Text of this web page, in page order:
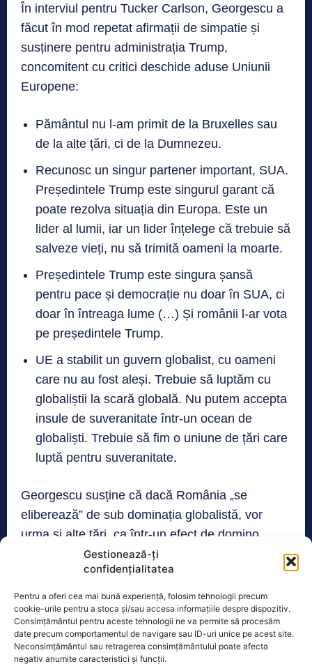
Gestionează-ți
confidențialitatea
Pentru a oferi cea mai bună experiență, folosim tehnologii precum
cookie-urile pentru a stoca și/sau accesa informațiile despre dispozitiv.
Consimțământul pentru aceste tehnologii ne va permite să procesăm
date precum comportamentul de navigare sau ID-uri unice pe acest site.
Neconsimțământul sau retragerea consimțământului poate afecta
negativ anumite caracteristici și funcții.
În interviul pentru Tucker Carlson, Georgescu a
făcut în mod repetat afirmații de simpatie și
susținere pentru administrația Trump,
concomitent cu critici deschide aduse Uniunii
Europene:
Pământul nu l-am primit de la Bruxelles sau
de la alte țări, ci de la Dumnezeu.
Recunosc un singur partener important, SUA.
Președintele Trump este singurul garant că
poate rezolva situația din Europa. Este un
lider al lumii, iar un lider înțelege că trebuie să
salveze vieți, nu să trimită oameni la moarte.
Președintele Trump este singura șansă
pentru pace și democrație nu doar în SUA, ci
doar în întreaga lume (…) Și românii l-ar vota
pe președintele Trump.
UE a stabilit un guvern globalist, cu oameni
care nu au fost aleși. Trebuie să luptăm cu
globaliștii la scară globală. Nu putem accepta
insule de suveranitate într-un ocean de
globaliști. Trebuie să fim o uniune de țări care
luptă pentru suveranitate.
Georgescu susține că dacă România „se
eliberează” de sub dominația globalistă, vor
urma și alte țări, ca într-un efect de domino.
El s-a plâns și de existența unei persecuții a
susținătorilor săi și de eliminarea dreptului la
liberă exprimare. „Susținătorii noștri, inclusiv cei
vulnerabili precum vârstnicii, mamele singure au
fost amendate cu 1.000 de euro și au fost supus